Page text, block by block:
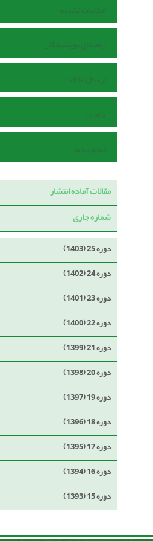
اطلاعات نشریه
راهنمای نویسندگان
ارسال مقاله
داوران
تماس با ما
مقالات آماده انتشار
شماره جاری
دوره 25 (1403)
دوره 24 (1402)
دوره 23 (1401)
دوره 22 (1400)
دوره 21 (1399)
دوره 20 (1398)
دوره 19 (1397)
دوره 18 (1396)
دوره 17 (1395)
دوره 16 (1394)
دوره 15 (1393)